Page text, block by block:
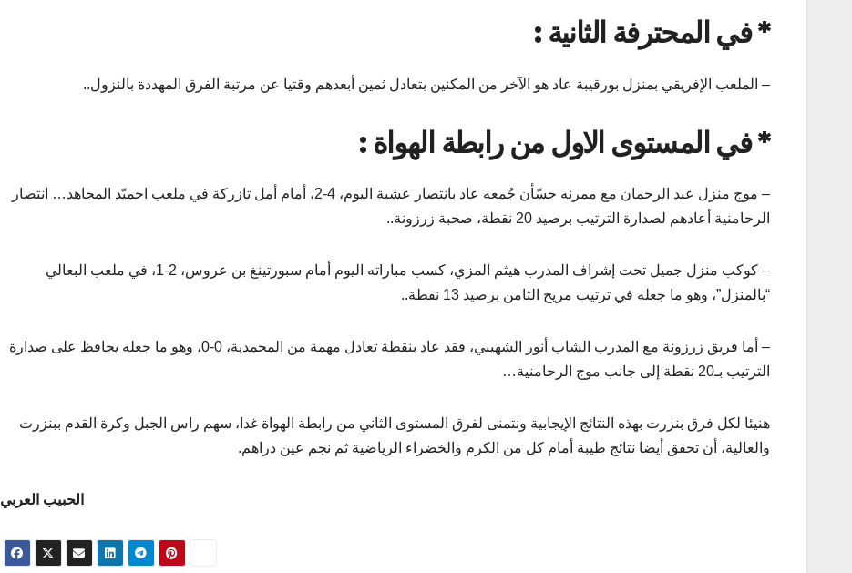
*في المحترفة الثانية :
– الملعب الإفريقي بمنزل بورقيبة عاد هو الآخر من المكنين بتعادل ثمين أبعدهم وقتيا عن مرتبة الفرق المهددة بالنزول..
*في المستوى الاول من رابطة الهواة :
– موج منزل عبد الرحمان مع ممرنه حسّأن جُمعه عاد بانتصار عشية اليوم، 4-2، أمام أمل تازركة في ملعب احميّد المجاهد… انتصار
الرحامنية أعادهم لصدارة الترتيب برصيد 20 نقطة، صحبة زرزونة..
– كوكب منزل جميل تحت إشراف المدرب هيثم المزي، كسب مباراته اليوم أمام سبورتينغ بن عروس، 2-1، في ملعب البعالي
“بالمنزل”، وهو ما جعله في ترتيب مريح الثامن برصيد 13 نقطة..
– أما فريق زرزونة مع المدرب الشاب أنور الشهيبي، فقد عاد بنقطة تعادل مهمة من المحمدية، 0-0، وهو ما جعله يحافظ على صدارة
الترتيب بـ20 نقطة إلى جانب موج الرحامنية…
هنيئا لكل فرق بنزرت بهذه النتائج الإيجابية ونتمنى لفرق المستوى الثاني من رابطة الهواة غدا، سهم راس الجبل وكرة القدم ببنزرت
والعالية، أن تحقق أيضا نتائج طيبة أمام كل من الكرم والخضراء الرياضية ثم نجم عين دراهم.
الحبيب العربي